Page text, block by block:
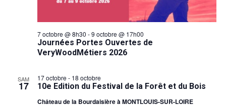
Journées Portes Ouvertes de
VeryWoodMétiers 2026
7 octobre @ 8h30 -9 octobre @ 17h00
SAM
17 10e Edition du Festival de la Forêt et du Bois
17 octobre - 18 octobre
Château de la Bourdaisière à MONTLOUIS-SUR-LOIRE